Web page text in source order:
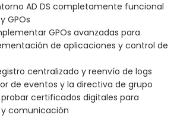
AD DS completamente funcional
GPOs
GPOs avanzadas para
de aplicaciones y control de
centralizado y reenvío de logs
de eventos y la directiva de grupo
certificados digitales para
comunicación